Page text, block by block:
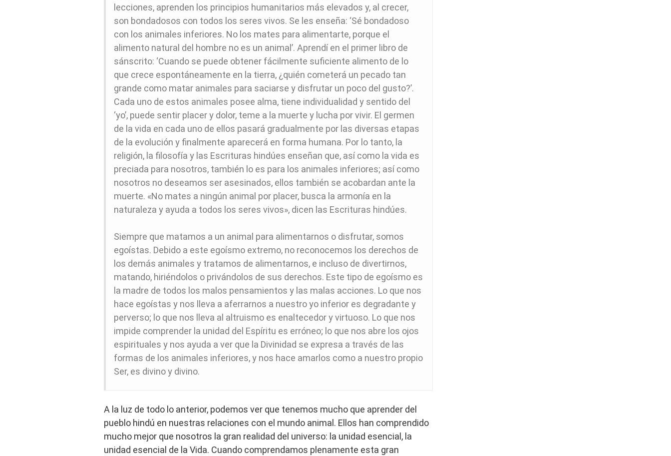
lecciones, aprenden los principios humanitarios más elevados y, al crecer,
son bondadosos con todos los seres vivos. Se les enseña: ‘Sé bondadoso
con los animales inferiores. No los mates para alimentarte, porque el
alimento natural del hombre no es un animal’. Aprendí en el primer libro de
sánscrito: ‘Cuando se puede obtener fácilmente suficiente alimento de lo
que crece espontáneamente en la tierra, ¿quién cometerá un pecado tan
grande como matar animales para saciarse y disfrutar un poco del gusto?’.
Cada uno de estos animales posee alma, tiene individualidad y sentido del
‘yo’, ​​puede sentir placer y dolor, teme a la muerte y lucha por vivir. El germen
de la vida en cada uno de ellos pasará gradualmente por las diversas etapas
de la evolución y finalmente aparecerá en forma humana. Por lo tanto, la
religión, la filosofía y las Escrituras hindúes enseñan que, así como la vida es
preciada para nosotros, también lo es para los animales inferiores; así como
nosotros no deseamos ser asesinados, ellos también se acobardan ante la
muerte. «No mates a ningún animal por placer, busca la armonía en la
naturaleza y ayuda a todos los seres vivos», dicen las Escrituras hindúes.
Siempre que matamos a un animal para alimentarnos o disfrutar, somos
egoístas. Debido a este egoísmo extremo, no reconocemos los derechos de
los demás animales y tratamos de alimentarnos, e incluso de divertirnos,
matando, hiriéndolos o privándolos de sus derechos. Este tipo de egoísmo es
la madre de todos los malos pensamientos y las malas acciones. Lo que nos
hace egoístas y nos lleva a aferrarnos a nuestro yo inferior es degradante y
perverso; lo que nos lleva al altruismo es enaltecedor y virtuoso. Lo que nos
impide comprender la unidad del Espíritu es erróneo; lo que nos abre los ojos
espirituales y nos ayuda a ver que la Divinidad se expresa a través de las
formas de los animales inferiores, y nos hace amarlos como a nuestro propio
Ser, es divino y divino.
A la luz de todo lo anterior, podemos ver que tenemos mucho que aprender del
pueblo hindú en nuestras relaciones con el mundo animal. Ellos han comprendido
mucho mejor que nosotros la gran realidad del universo: la unidad esencial, la
unidad esencial de la Vida. Cuando comprendamos plenamente esta gran